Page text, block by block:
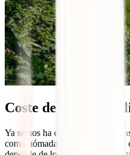
Coste de vida en
Ya se nos ha escapado unas
como nómada digital es